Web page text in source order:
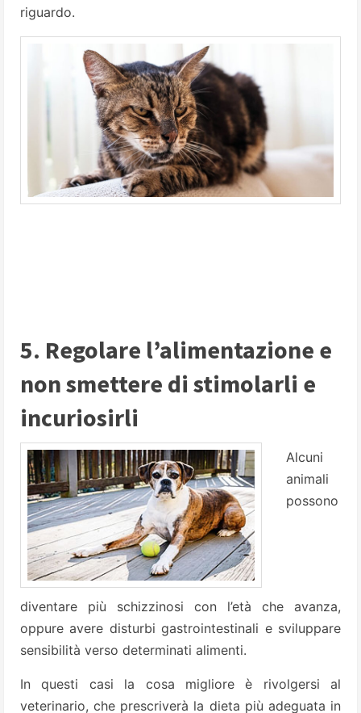
riguardo.
5. Regolare l’alimentazione e
non smettere di stimolarli e
incuriosirli
Alcuni
animali
possono
diventare più schizzinosi con l’età che avanza,
oppure avere disturbi gastrointestinali e sviluppare
sensibilità verso determinati alimenti.
In questi casi la cosa migliore è rivolgersi al
veterinario, che prescriverà la dieta più adeguata in